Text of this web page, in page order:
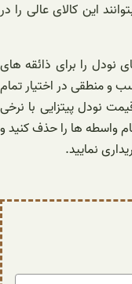
این کالای عالی را در
را برای ذائقه های
و منطقی در اختیار تمام
نودل پیتزایی با نرخی
واسطه ها را حذف کنید و
نمایید.